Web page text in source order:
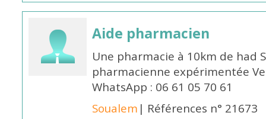
Aide pharmacien
Une pharmacie à 10km de had
pharmacienne expérimentée
WhatsApp : 06 61 05 70 61
Soualem | Références n° 21673